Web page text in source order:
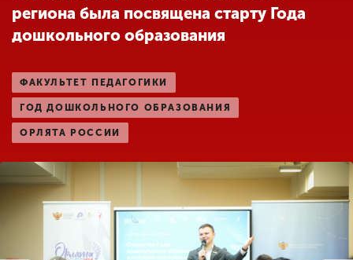
Студенческая жизнь
Сведения об
образовательной
организации
ENG SPN
Приемная
региона была посвящена старту Года
дошкольного образования
ФАКУЛЬТЕТ ПЕДАГОГИКИ
ГОД ДОШКОЛЬНОГО ОБРАЗОВАНИЯ
ОРЛЯТА РОССИИ